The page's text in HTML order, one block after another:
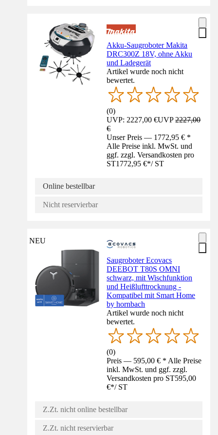
Akku-Saugroboter Makita
DRC300Z 18V, ohne Akku
und Ladegerät
Artikel wurde noch nicht
bewertet.
(0)
UVP: 2227,00 €UVP2227,00
€
Unser Preis — 1772,95 € *
Alle Preise inkl. MwSt. und
ggf. zzgl. Versandkosten pro
ST1772,95 €*/ ST
Online bestellbar
Nicht reservierbar
NEU
Saugroboter Ecovacs
DEEBOT T80S OMNI
schwarz, mit Wischfunktion
und Heißlufttrocknung -
Kompatibel mit Smart Home
by hornbach
Artikel wurde noch nicht
bewertet.
(0)
Preis — 595,00 € * Alle Preise
inkl. MwSt. und ggf. zzgl.
Versandkosten pro ST595,00
€*/ ST
Z.Zt. nicht online bestellbar
Z.Zt. nicht reservierbar